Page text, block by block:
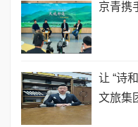
京青携
让 “诗
文旅集